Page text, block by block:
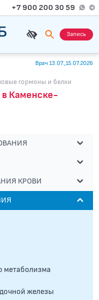
+7 900 200 30 59
Запись
Врач 13.07.,15.07.2026
гормоны и белки
Каменске-
КРОВИ
метаболизма
железы